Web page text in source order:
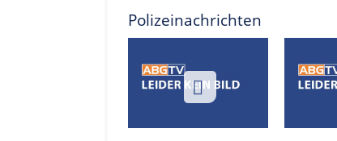
Polizeinachrichten